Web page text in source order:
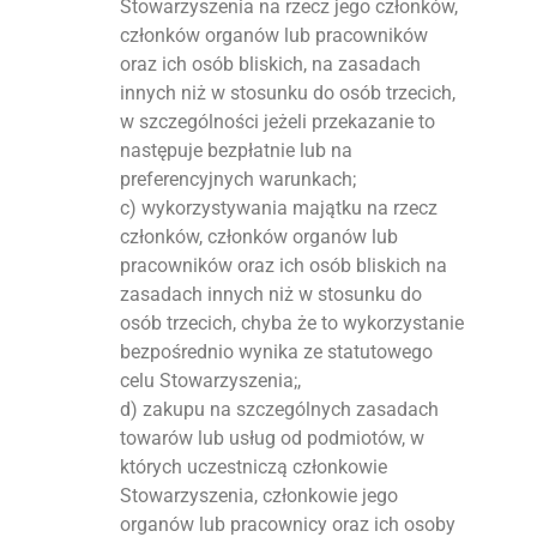
Stowarzyszenia na rzecz jego członków,
członków organów lub pracowników
oraz ich osób bliskich, na zasadach
innych niż w stosunku do osób trzecich,
w szczególności jeżeli przekazanie to
następuje bezpłatnie lub na
preferencyjnych warunkach;
c) wykorzystywania majątku na rzecz
członków, członków organów lub
pracowników oraz ich osób bliskich na
zasadach innych niż w stosunku do
osób trzecich, chyba że to wykorzystanie
bezpośrednio wynika ze statutowego
celu Stowarzyszenia;,
d) zakupu na szczególnych zasadach
towarów lub usług od podmiotów, w
których uczestniczą członkowie
Stowarzyszenia, członkowie jego
organów lub pracownicy oraz ich osoby